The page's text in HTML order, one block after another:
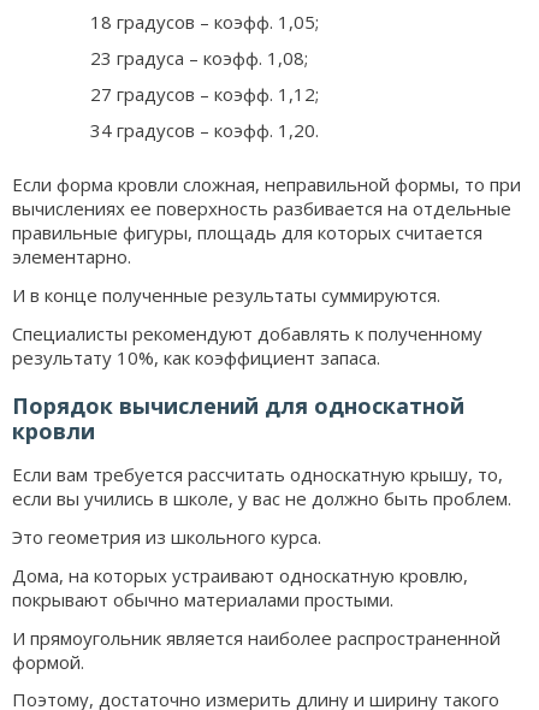
18 градусов – коэфф. 1,05;
23 градуса – коэфф. 1,08;
27 градусов – коэфф. 1,12;
34 градусов – коэфф. 1,20.
Если форма кровли сложная, неправильной формы, то при
вычислениях ее поверхность разбивается на отдельные
правильные фигуры, площадь для которых считается
элементарно.
И в конце полученные результаты суммируются.
Специалисты рекомендуют добавлять к полученному
результату 10%, как коэффициент запаса.
Порядок вычислений для односкатной
кровли
Если вам требуется рассчитать односкатную крышу, то,
если вы учились в школе, у вас не должно быть проблем.
Это геометрия из школьного курса.
Дома, на которых устраивают односкатную кровлю,
покрывают обычно материалами простыми.
И прямоугольник является наиболее распространенной
формой.
Поэтому, достаточно измерить длину и ширину такого